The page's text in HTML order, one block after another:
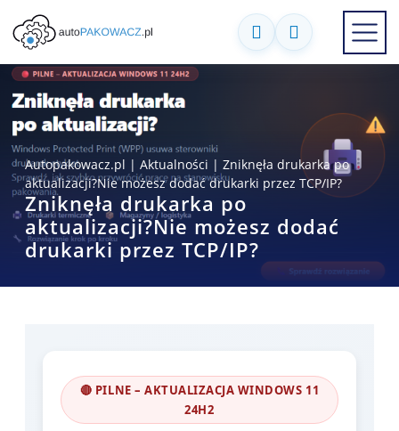
Autopakowacz.pl | Aktualności | Zniknęła drukarka po
aktualizacji?Nie możesz dodać drukarki przez TCP/IP?
Zniknęła drukarka po
aktualizacji?Nie możesz dodać
drukarki przez TCP/IP?
🔴 PILNE – AKTUALIZACJA WINDOWS 11
24H2